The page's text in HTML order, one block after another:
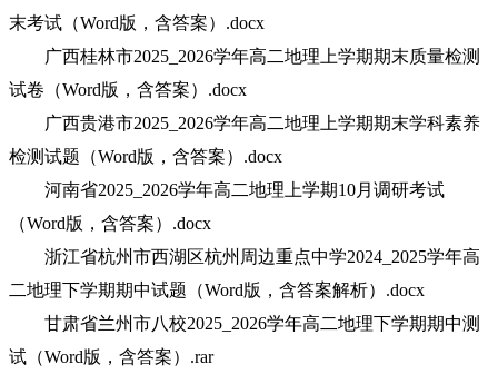
末考试（Word版，含答案）.docx
广西桂林市2025_2026学年高二地理上学期期末质量检测
试卷（Word版，含答案）.docx
广西贵港市2025_2026学年高二地理上学期期末学科素养
检测试题（Word版，含答案）.docx
河南省2025_2026学年高二地理上学期10月调研考试
（Word版，含答案）.docx
浙江省杭州市西湖区杭州周边重点中学2024_2025学年高
二地理下学期期中试题（Word版，含答案解析）.docx
甘肃省兰州市八校2025_2026学年高二地理下学期期中测
试（Word版，含答案）.rar